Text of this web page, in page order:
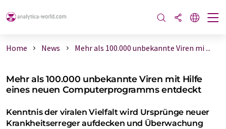
Home News Mehr als 100.000 unbekannte Viren mi ...
Mehr als 100.000 unbekannte Viren mit Hilfe
eines neuen Computerprogramms entdeckt
Kenntnis der viralen Vielfalt wird Ursprünge neuer
Krankheitserreger aufdecken und Überwachung